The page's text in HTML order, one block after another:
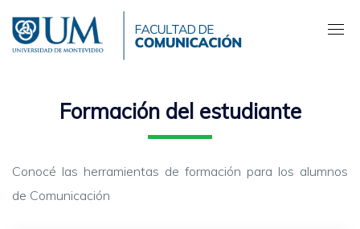
contenido
principal
Formación del estudiante
Conocé las herramientas de formación para los alumnos
de Comunicación